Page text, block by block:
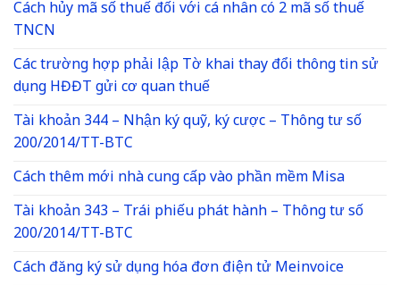
Cách hủy mã số thuế đối với cá nhân có 2 mã số thuế
TNCN
Các trường hợp phải lập Tờ khai thay đổi thông tin sử
dụng HĐĐT gửi cơ quan thuế
Tài khoản 344 – Nhận ký quỹ, ký cược – Thông tư số
200/2014/TT-BTC
Cách thêm mới nhà cung cấp vào phần mềm Misa
Tài khoản 343 – Trái phiếu phát hành – Thông tư số
200/2014/TT-BTC
Cách đăng ký sử dụng hóa đơn điện tử Meinvoice